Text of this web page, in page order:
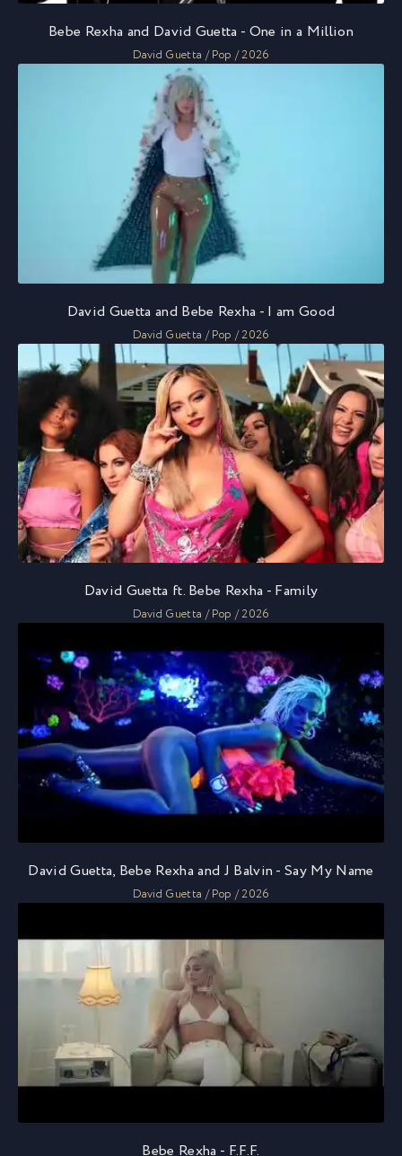
Bebe Rexha and David Guetta - One in a Million
David Guetta / Pop / 2026
David Guetta and Bebe Rexha - I am Good
David Guetta / Pop / 2026
David Guetta ft. Bebe Rexha - Family
David Guetta / Pop / 2026
David Guetta, Bebe Rexha and J Balvin - Say My Name
David Guetta / Pop / 2026
Bebe Rexha - F.F.F.